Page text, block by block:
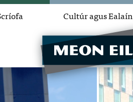
Cultúr agus Ealaín